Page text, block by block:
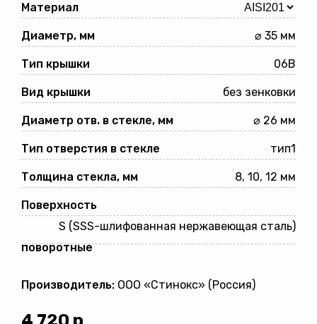
Материал
Диаметр, мм ⌀ 35 мм
Тип крышки 06B
Вид крышки без зенковки
Диаметр отв. в стекле, мм ⌀ 26 мм
Тип отверстия в стекле тип1
Толщина стекла, мм 8, 10, 12 мм
Поверхность
S (SSS-шлифованная нержавеющая сталь)
поворотные
Производитель: ООО «Стинокс» (Россия)